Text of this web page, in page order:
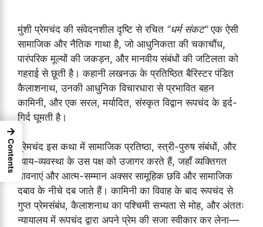
मुंशी प्रेमचंद की संवेदनशील दृष्टि से रचित “धर्म संकट”एक ऐसी
सामाजिक और नैतिक गाथा है, जो आधुनिकता की चकाचौंध,
पारंपरिक मूल्यों की जकड़न, और मानवीय संबंधों की जटिलता को
गहराई से छूती है। कहानी लखनऊ के प्रतिष्ठित बैरिस्टर पंडित
कैलाशनाथ, उनकी आधुनिक विचारधारा से प्रभावित बहन
कामिनी, और एक सरल, मर्यादित, संस्कृत विद्वान रूपचंद के इर्द-
गिर्द घूमती है।
प्रेमचंद इस कथा में सामाजिक प्रतिष्ठा, स्त्री-पुरुष संबंधों, और
न्याय-व्यवस्था के उस पक्ष को उजागर करते हैं, जहाँ व्यक्तिगत
भावनाएं और आत्म-सम्मान अक्सर सामूहिक छवि और सामाजिक
दबाव के नीचे दब जाते हैं। कामिनी का विवाह के बाद रूपचंद से
गुप्त प्रेमसंबंध, कैलाशनाथ का पश्चिमी सभ्यता से मोह, और अंततः
न्यायालय में रूपचंद द्वारा अपने प्रेम की सजा स्वीकार कर लेना—
→
Contents